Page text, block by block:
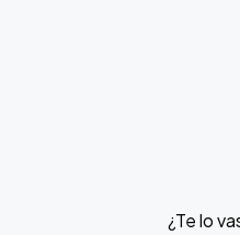
¿Te lo